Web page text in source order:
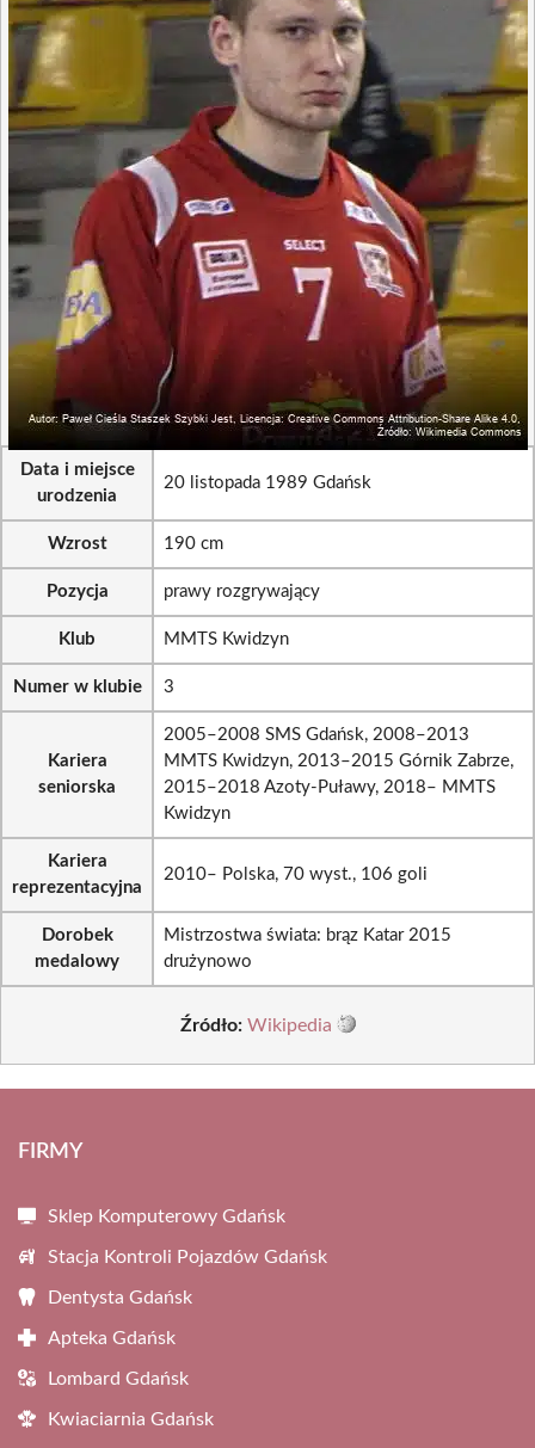
Data i miejsce
urodzenia
20 listopada 1989 Gdańsk
Wzrost 190 cm
Pozycja prawy rozgrywający
Klub MMTS Kwidzyn
Numer w klubie 3
Kariera
seniorska
2005–2008 SMS Gdańsk, 2008–2013
MMTS Kwidzyn, 2013–2015 Górnik Zabrze,
2015–2018 Azoty-Puławy, 2018– MMTS
Kwidzyn
Kariera
reprezentacyjna
2010– Polska, 70 wyst., 106 goli
Dorobek
medalowy
Mistrzostwa świata: brąz Katar 2015
drużynowo
Źródło: Wikipedia
FIRMY
Sklep Komputerowy Gdańsk
Stacja Kontroli Pojazdów Gdańsk
Dentysta Gdańsk
Apteka Gdańsk
Lombard Gdańsk
Kwiaciarnia Gdańsk